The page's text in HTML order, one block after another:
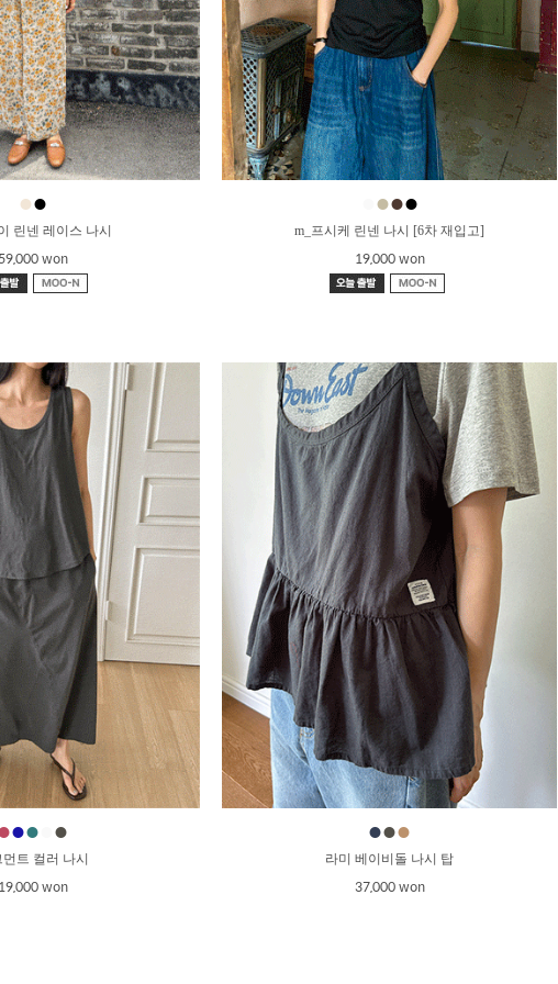
●●
린넨 레이스 나시
won
●●●
m_프시케 린넨 나시 [6차 재입고]
19,000 won
●● ●
트 컬러 나시
won
●●●
라미 베이비돌 나시 탑
37,000 won